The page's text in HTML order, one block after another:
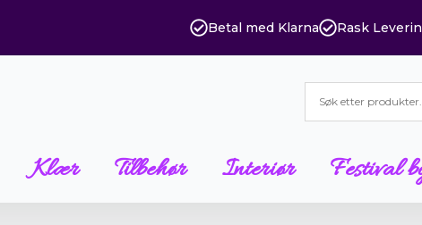
Betal med Klarna Rask
Klær Tilbehør Interiør Festival